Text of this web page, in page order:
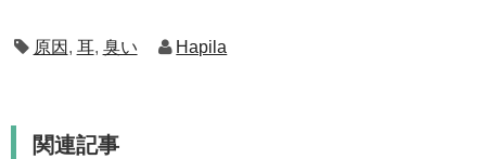
原因 , 耳, 臭い Hapila
関連記事